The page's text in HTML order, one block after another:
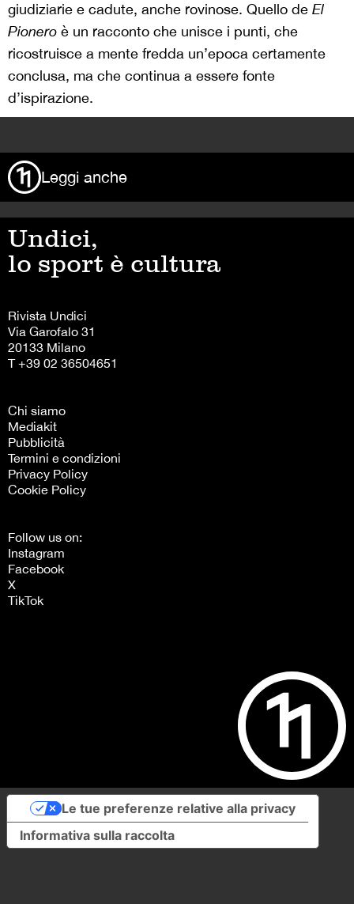
giudiziarie e cadute, anche rovinose. Quello de El
Pionero è un racconto che unisce i punti, che
ricostruisce a mente fredda un’epoca certamente
conclusa, ma che continua a essere fonte
d’ispirazione.
Leggi anche
Undici,
lo sport è cultura
Rivista Undici
Via Garofalo 31
20133 Milano
T +39 02 36504651
Chi siamo
Mediakit
Pubblicità
Termini e condizioni
Privacy Policy
Cookie Policy
Follow us on:
Instagram
Facebook
X
TikTok
Informativa sulla raccolta
Le tue preferenze relative alla privacy